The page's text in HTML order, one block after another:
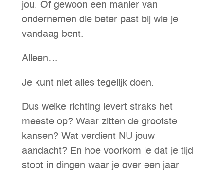
jou. Of gewoon een manier van
ondernemen die beter past bij wie je
vandaag bent.
Alleen…
Je kunt niet alles tegelijk doen.
Dus welke richting levert straks het
meeste op? Waar zitten de grootste
kansen? Wat verdient NU jouw
aandacht? En hoe voorkom je dat je tijd
stopt in dingen waar je over een jaar